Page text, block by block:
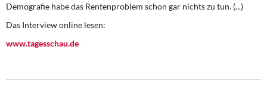
Eurokrise und Griechenland
DIE LINKE
Demografie habe das Rentenproblem schon gar nichts zu tun. (...)
Das Interview online lesen:
www.tagesschau.de